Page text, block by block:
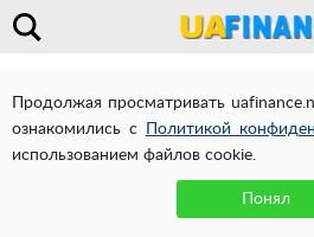
Продолжая просматривать
ознакомились с
Политикой
использованием файлов cookie.
Понял